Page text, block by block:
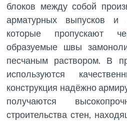
блоков между собой
арматурных выпусков и
которые пропускают
образуемые швы
песчаным раствором. В
используются
конструкция надёжно
получаются
строительства стен,